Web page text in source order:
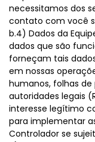
necessitamos dos
contato com você
b.4) Dados da
dados que são
forneçam tais
em nossas
humanos, folhas
autoridades legais
interesse legítimo
para implementar
Controlador se